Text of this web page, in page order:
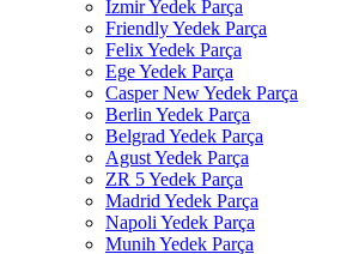
İzmir Yedek Parça
Friendly Yedek Parça
Felix Yedek Parça
Ege Yedek Parça
Casper New Yedek Parça
Berlin Yedek Parça
Belgrad Yedek Parça
Agust Yedek Parça
ZR 5 Yedek Parça
Madrid Yedek Parça
Napoli Yedek Parça
Munih Yedek Parça